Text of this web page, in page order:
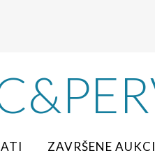
ZAVRŠENE